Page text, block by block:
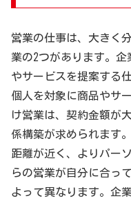
営業の仕事は、大きく
業の2つがあります。
やサービスを提案する
個人を対象に商品やサ
け営業は、契約金額が
係構築が求められます
距離が近く、よりパー
らの営業が自分に合っ
よって異なります。企